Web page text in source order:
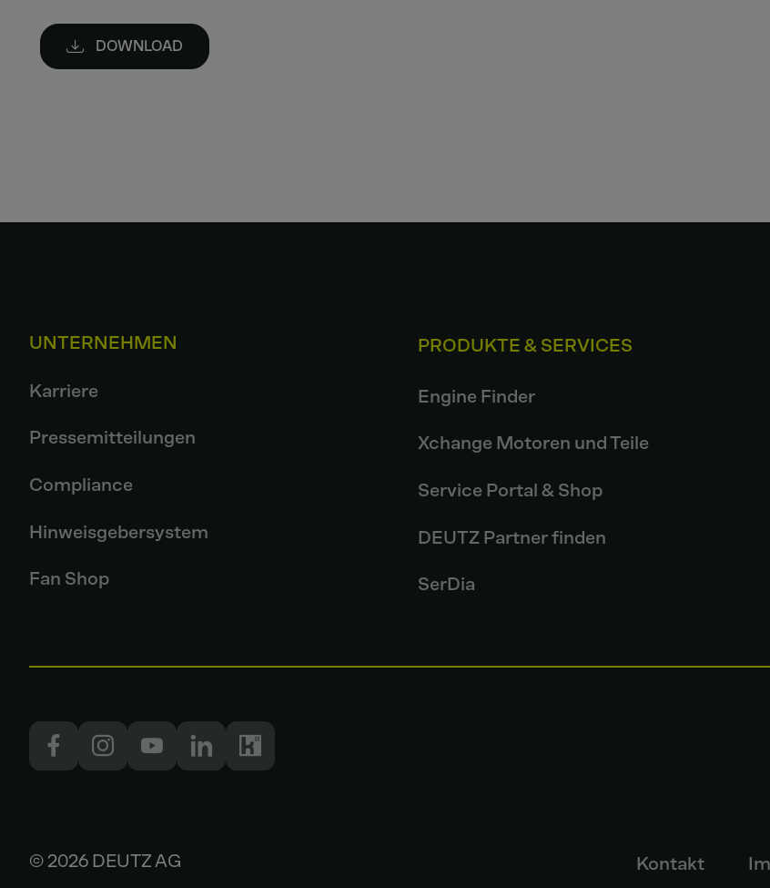
DOWNLOAD
UNTERNEHMEN
Karriere
Pressemitteilungen
Compliance
Hinweisgebersystem
Fan Shop
PRODUKTE & SERVICES
Engine Finder
Xchange Motoren und Teile
Service Portal & Shop
DEUTZ Partner finden
SerDia
© 2026 DEUTZ AG Kontakt